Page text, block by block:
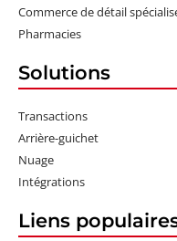
Commerce de détail
Pharmacies
Solutions
Transactions
Arrière-guichet
Nuage
Intégrations
Liens